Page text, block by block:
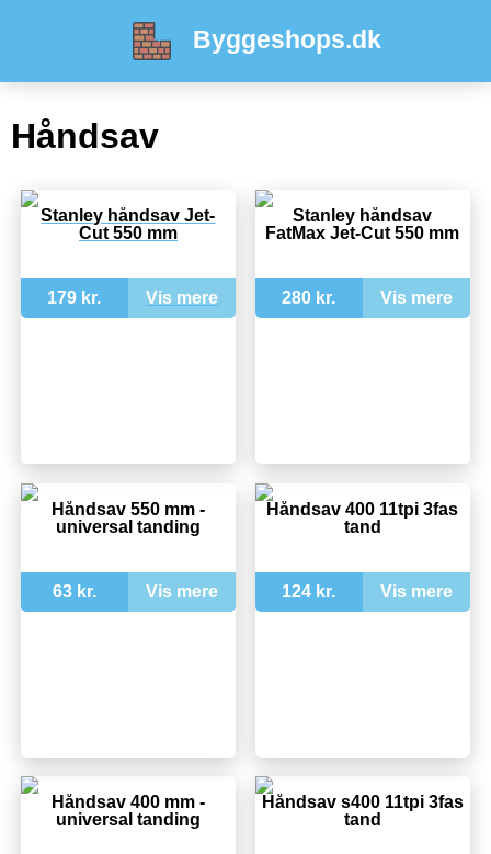
Byggeshops.dk
Håndsav
Stanley håndsav Jet-
Cut 550 mm
179 kr. Vis mere
Stanley håndsav
FatMax Jet-Cut 550 mm
280 kr. Vis mere
Håndsav 550 mm -
universal tanding
63 kr. Vis mere
Håndsav 400 11tpi 3fas
tand
124 kr. Vis mere
Håndsav 400 mm -
universal tanding
Håndsav s400 11tpi 3fas
tand